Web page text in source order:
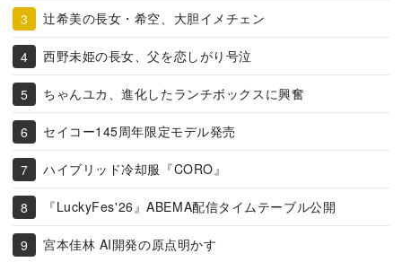
辻希美の長女・希空、大胆イメチェン
西野未姫の長女、父を恋しがり号泣
ちゃんユカ、進化したランチボックスに興奮
セイコー145周年限定モデル発売
ハイブリッド冷却服『CORO』
『LuckyFes'26』ABEMA配信タイムテーブル公開
宮本佳林 AI開発の原点明かす